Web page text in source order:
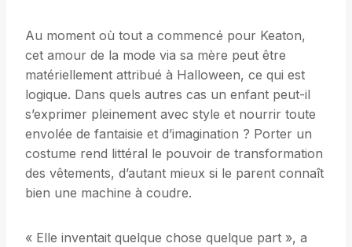
Au moment où tout a commencé pour Keaton,
cet amour de la mode via sa mère peut être
matériellement attribué à Halloween, ce qui est
logique. Dans quels autres cas un enfant peut-il
s’exprimer pleinement avec style et nourrir toute
envolée de fantaisie et d’imagination ? Porter un
costume rend littéral le pouvoir de transformation
des vêtements, d’autant mieux si le parent connaît
bien une machine à coudre.
« Elle inventait quelque chose quelque part », a